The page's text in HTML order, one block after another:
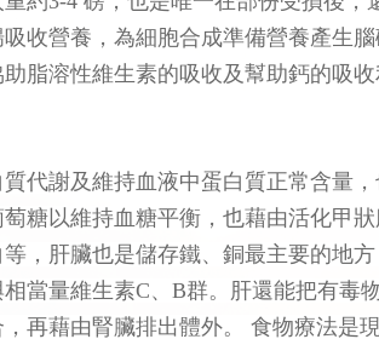
收營養，為細胞合成準備營養產生
脂溶性維生素的吸收及幫助鈣的吸
代謝及維持血液中蛋白質正常含量
糖以維持血糖平衡，也藉由活化甲
，肝臟也是儲存鐵、銅最主要的地
當量維生素C、B群。肝還能把有毒
再藉由腎臟排出體外。 食物療法是